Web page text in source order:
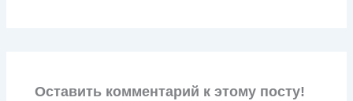
Оставить комментарий к этому посту!